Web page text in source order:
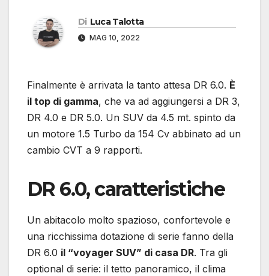
Di Luca Talotta
MAG 10, 2022
Finalmente è arrivata la tanto attesa DR 6.0. È
il top di gamma, che va ad aggiungersi a DR 3,
DR 4.0 e DR 5.0. Un SUV da 4.5 mt. spinto da
un motore 1.5 Turbo da 154 Cv abbinato ad un
cambio CVT a 9 rapporti.
DR 6.0, caratteristiche
Un abitacolo molto spazioso, confortevole e
una ricchissima dotazione di serie fanno della
DR 6.0 il “voyager SUV” di casa DR. Tra gli
optional di serie: il tetto panoramico, il clima